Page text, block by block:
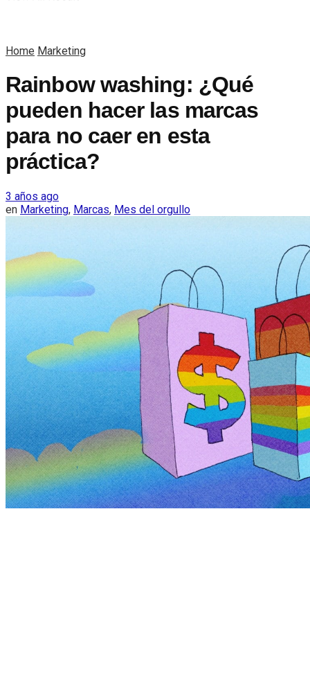
Home Marketing
Rainbow washing: ¿Qué
pueden hacer las marcas
para no caer en esta
práctica?
3 años ago
en Marketing, Marcas, Mes del orgullo